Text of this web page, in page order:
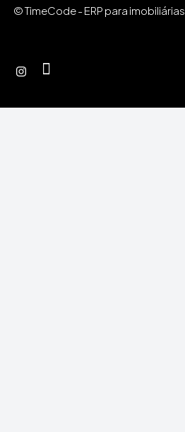
© TimeCode - ERP para imobiliárias.